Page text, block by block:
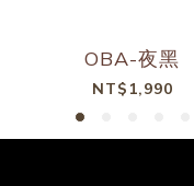
OBA-夜黑
NT$1,990